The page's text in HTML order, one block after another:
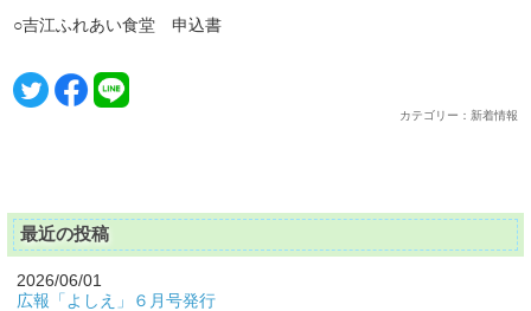
○吉江ふれあい食堂 申込書
カテゴリー：新着情報
最近の投稿
2026/06/01
広報「よしえ」６月号発行